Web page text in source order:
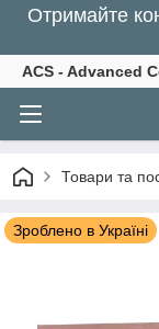
Отримайте
ACS - Advanced
Товари та
Зроблено в Україні